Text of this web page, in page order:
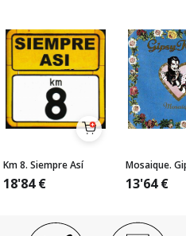
Km 8. Siempre Así
18'84€
Mosaique.
13'64€